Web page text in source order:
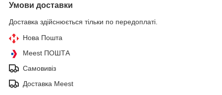
Умови доставки
Доставка здійснюється тільки по передоплаті.
Нова Пошта
Meest ПОШТА
Самовивіз
Доставка Meest